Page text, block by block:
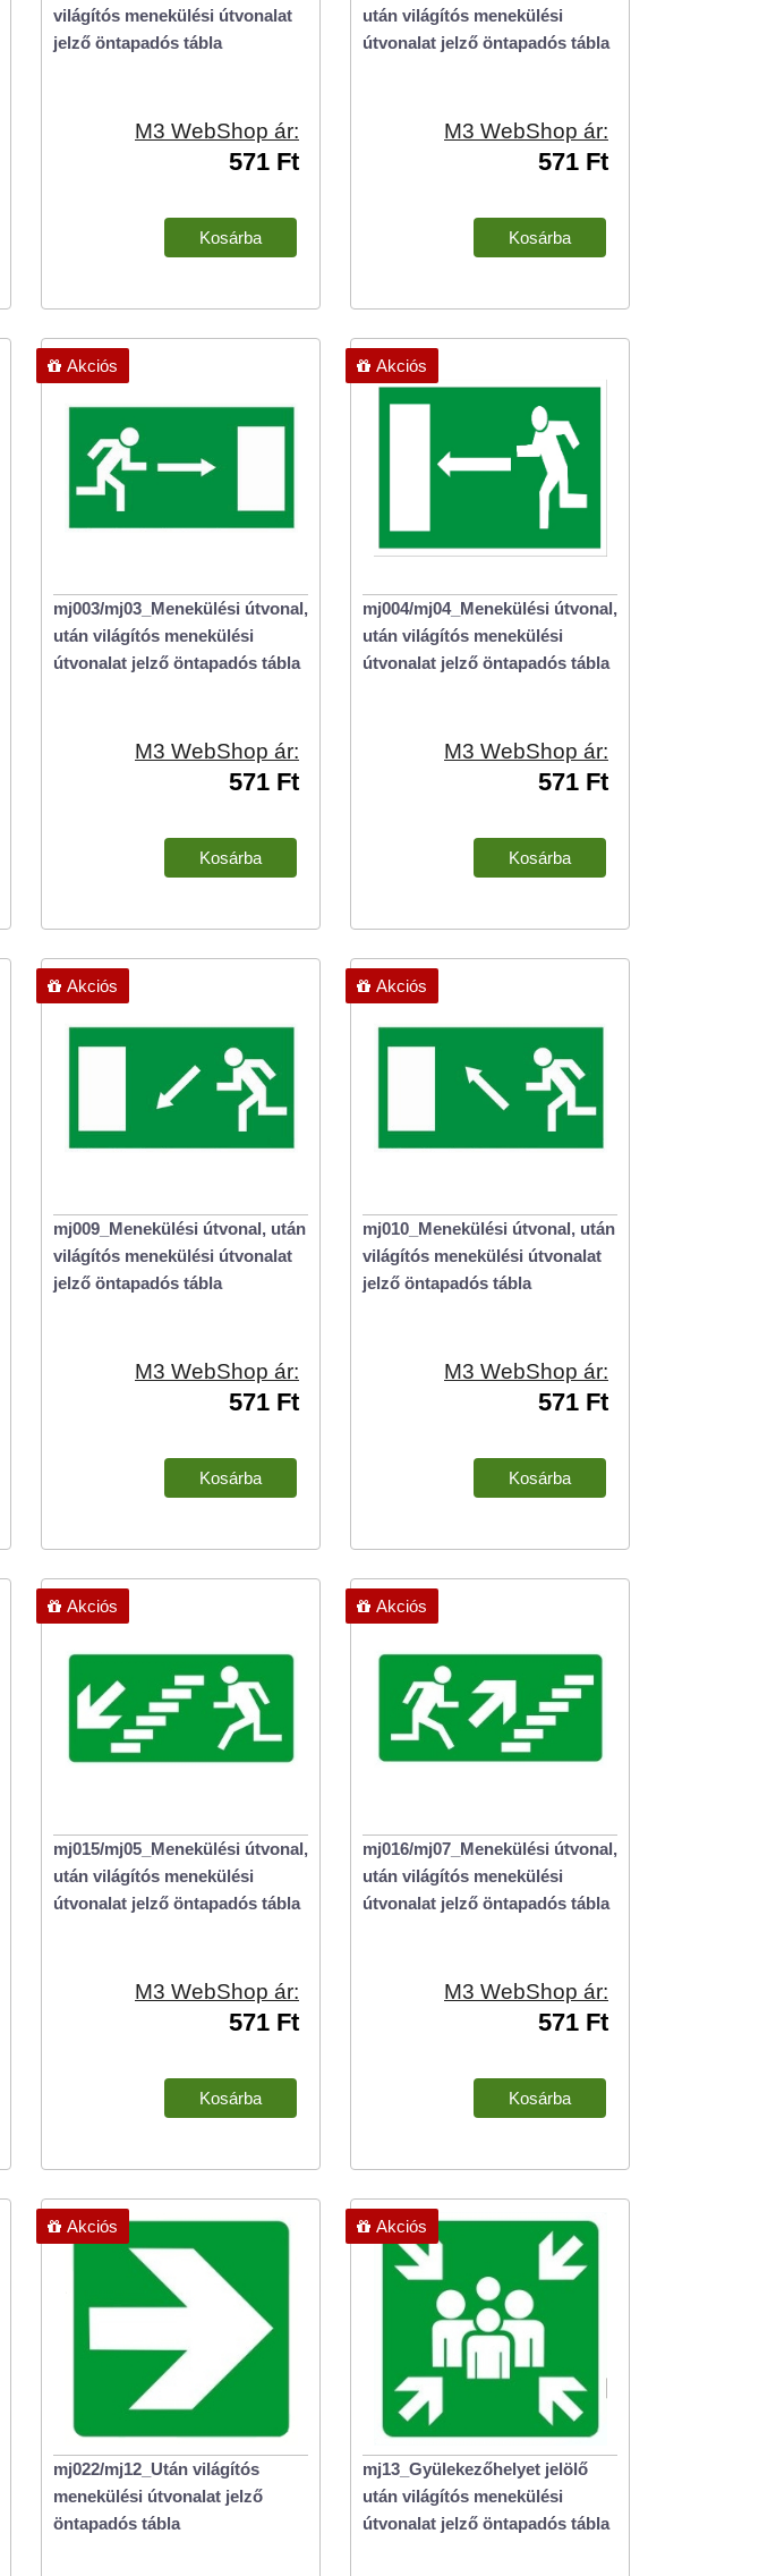
világítós menekülési útvonalat
jelző öntapadós tábla
M3 WebShop ár:
571 Ft
után világítós menekülési
útvonalat jelző öntapadós tábla
M3 WebShop ár:
571 Ft
mj003/mj03_Menekülési útvonal,
után világítós menekülési
útvonalat jelző öntapadós tábla
M3 WebShop ár:
571 Ft
Akciós
mj004/mj04_Menekülési útvonal,
után világítós menekülési
útvonalat jelző öntapadós tábla
M3 WebShop ár:
571 Ft
Akciós
mj009_Menekülési útvonal, után
világítós menekülési útvonalat
jelző öntapadós tábla
M3 WebShop ár:
571 Ft
Akciós
mj010_Menekülési útvonal, után
világítós menekülési útvonalat
jelző öntapadós tábla
M3 WebShop ár:
571 Ft
Akciós
mj015/mj05_Menekülési útvonal,
után világítós menekülési
útvonalat jelző öntapadós tábla
M3 WebShop ár:
571 Ft
Akciós
mj016/mj07_Menekülési útvonal,
után világítós menekülési
útvonalat jelző öntapadós tábla
M3 WebShop ár:
571 Ft
Akciós
mj022/mj12_Után világítós
menekülési útvonalat jelző
öntapadós tábla
Akciós
mj13_Gyülekezőhelyet jelölő
után világítós menekülési
útvonalat jelző öntapadós tábla
Akciós